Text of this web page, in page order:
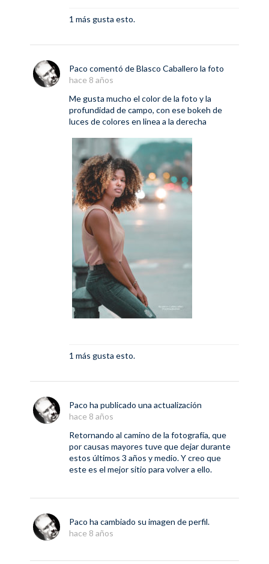
1 más gusta esto.
Paco comentó deBlasco Caballero la foto
hace 8 años
Me gusta mucho el color de la foto y la
profundidad de campo, con ese bokeh de
luces de colores en linea a la derecha
1 más gusta esto.
Paco ha publicado una actualización
hace 8 años
Retornando al camino de la fotografía, que
por causas mayores tuve que dejar durante
estos últimos 3 años y medio. Y creo que
este es el mejor sitio para volver a ello.
Paco ha cambiado su imagen de perfil.
hace 8 años